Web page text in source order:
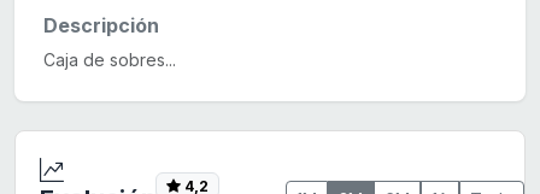
Descripción
Caja de sobres...
4,2